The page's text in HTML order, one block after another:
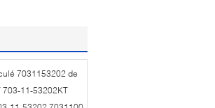
7031153202 de
11-53202KT